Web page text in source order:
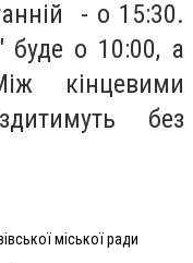
- о 15:30.
буде о 10:00, а
кінцевими
без
міської ради